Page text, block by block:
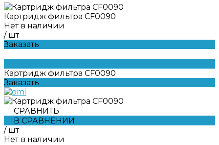
Картридж фильтра CF0090
Нет в наличии
/ шт
Заказать
Картридж фильтра CF0090
Заказать
СРАВНИТЬ
В СРАВНЕНИИ
/ шт
Нет в наличии